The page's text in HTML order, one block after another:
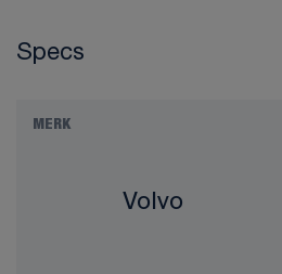
Specs
MERK
Volvo